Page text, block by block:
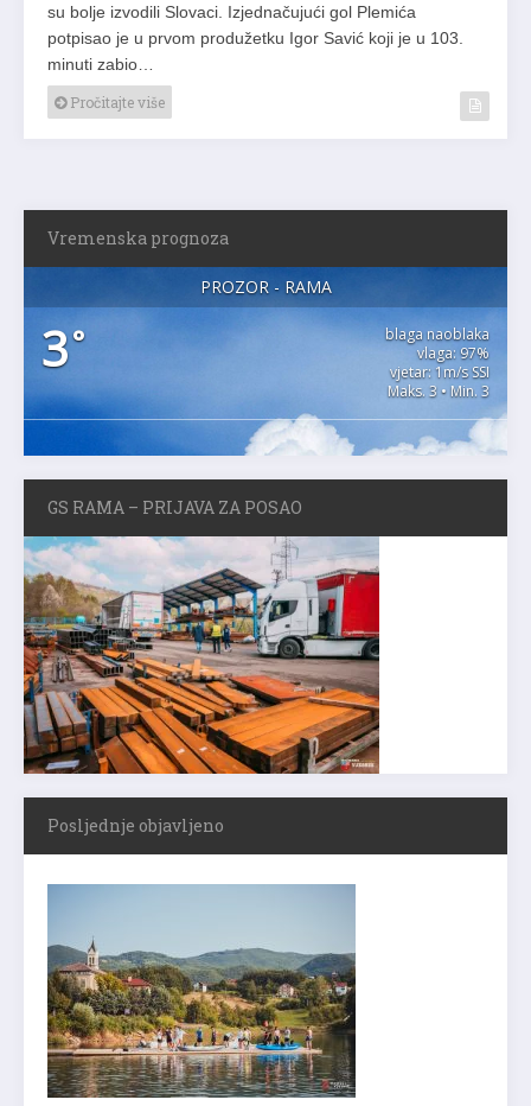
su bolje izvodili Slovaci. Izjednačujući gol Plemića
potpisao je u prvom produžetku Igor Savić koji je u 103.
minuti zabio…
Pročitajte više
Vremenska prognoza
PROZOR - RAMA
3°
blaga naoblaka
vlaga: 97%
vjetar: 1m/s SSI
Maks. 3 • Min. 3
GS RAMA – PRIJAVA ZA POSAO
Posljednje objavljeno